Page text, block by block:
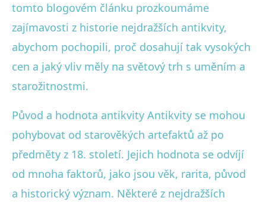
tomto blogovém článku prozkoumáme
zajímavosti z historie nejdražších antikvity,
abychom pochopili, proč dosahují tak vysokých
cen a jaký vliv měly na světový trh s uměním a
starožitnostmi.
Původ a hodnota antikvity Antikvity se mohou
pohybovat od starověkých artefaktů až po
předměty z 18. století. Jejich hodnota se odvíjí
od mnoha faktorů, jako jsou věk, rarita, původ
a historický význam. Některé z nejdražších